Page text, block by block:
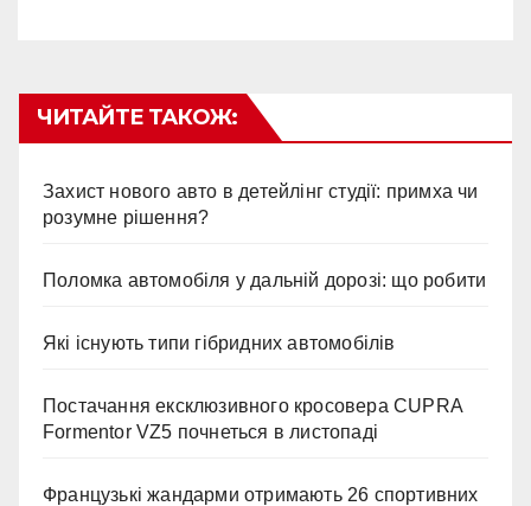
ЧИТАЙТЕ ТАКОЖ:
Захист нового авто в детейлінг студії: примха чи
розумне рішення?
Поломка автомобіля у дальній дорозі: що робити
Які існують типи гібридних автомобілів
Постачання ексклюзивного кросовера CUPRA
Formentor VZ5 почнеться в листопаді
Французькі жандарми отримають 26 спортивних